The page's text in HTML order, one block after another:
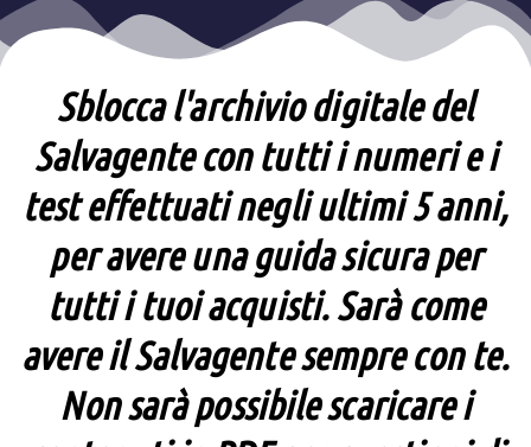
Sblocca l'archivio digitale del
Salvagente con tutti i numeri e i
test effettuati negli ultimi 5 anni,
per avere una guida sicura per
tutti i tuoi acquisti. Sarà come
avere il Salvagente sempre con te.
Non sarà possibile scaricare i